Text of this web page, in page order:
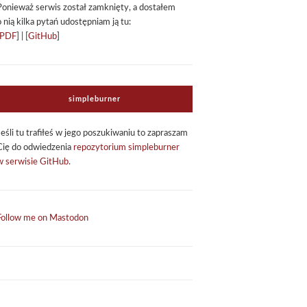
ser­wis został zamknięty, a dosta­łem
nią kilka pytań udo­stęp­niam ją tu:
PDF ] | [GitHub
sim­ple­bur­ner
tu tra­fi­łeś w jego poszu­ki­wa­niu to zapra­szam
do odwie­dze­nia repo­zy­to­rium sim­ple­bur­ner
ser­wi­sie GitHub.
me on Mastodon